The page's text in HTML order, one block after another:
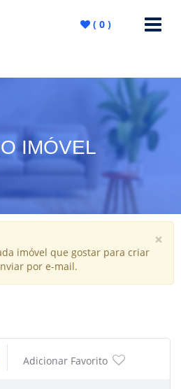
( 0 )
IMÓVEL
×
imóvel que gostar para criar
por e-mail.
Adicionar Favorito